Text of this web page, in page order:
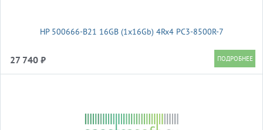
HP 500666-B21 16GB (1x16Gb) 4Rx4 PC3-8500R-7
27 740 ₽